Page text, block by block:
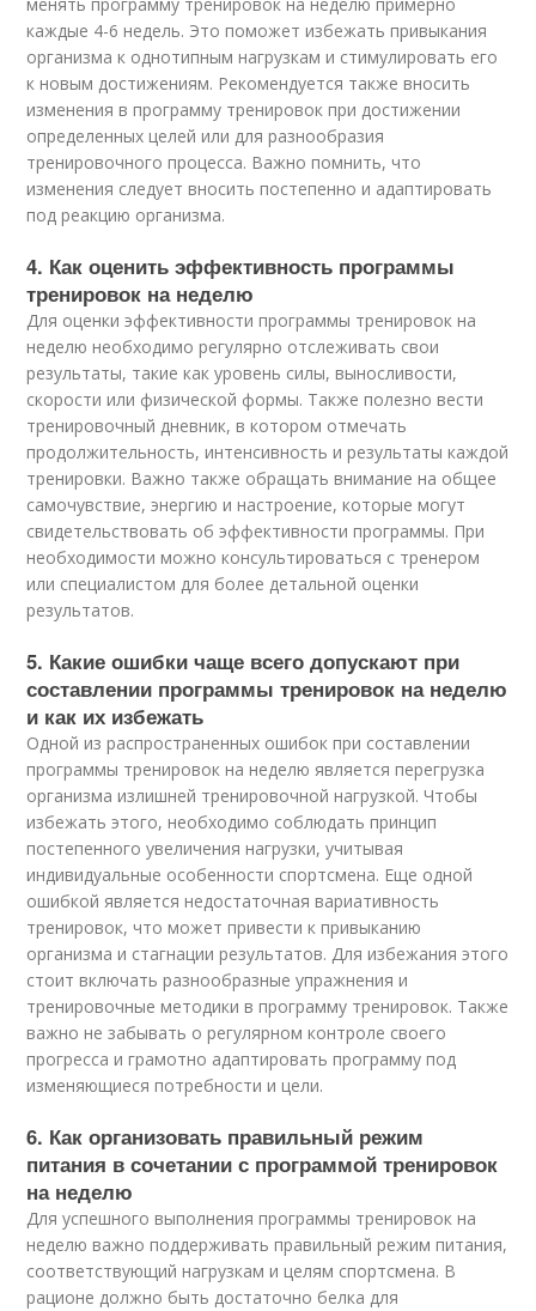
каждые 4-6 недель. Это поможет избежать привыкания
организма к однотипным нагрузкам и стимулировать его
к новым достижениям. Рекомендуется также вносить
изменения в программу тренировок при достижении
определенных целей или для разнообразия
тренировочного процесса. Важно помнить, что
изменения следует вносить постепенно и адаптировать
под реакцию организма.
4. Как оценить эффективность программы
тренировок на неделю
Для оценки эффективности программы тренировок на
неделю необходимо регулярно отслеживать свои
результаты, такие как уровень силы, выносливости,
скорости или физической формы. Также полезно вести
тренировочный дневник, в котором отмечать
продолжительность, интенсивность и результаты каждой
тренировки. Важно также обращать внимание на общее
самочувствие, энергию и настроение, которые могут
свидетельствовать об эффективности программы. При
необходимости можно консультироваться с тренером
или специалистом для более детальной оценки
результатов.
5. Какие ошибки чаще всего допускают при
составлении программы тренировок на неделю
и как их избежать
Одной из распространенных ошибок при составлении
программы тренировок на неделю является перегрузка
организма излишней тренировочной нагрузкой. Чтобы
избежать этого, необходимо соблюдать принцип
постепенного увеличения нагрузки, учитывая
индивидуальные особенности спортсмена. Еще одной
ошибкой является недостаточная вариативность
тренировок, что может привести к привыканию
организма и стагнации результатов. Для избежания этого
стоит включать разнообразные упражнения и
тренировочные методики в программу тренировок. Также
важно не забывать о регулярном контроле своего
прогресса и грамотно адаптировать программу под
изменяющиеся потребности и цели.
6. Как организовать правильный режим
питания в сочетании с программой тренировок
на неделю
Для успешного выполнения программы тренировок на
неделю важно поддерживать правильный режим питания,
соответствующий нагрузкам и целям спортсмена. В
рационе должно быть достаточно белка для